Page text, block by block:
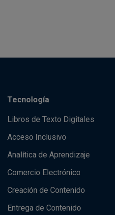
Tecnología
Libros de Texto Digitales
Acceso Inclusivo
Analítica de Aprendizaje
Comercio Electrónico
Creación de Contenido
Entrega de Contenido